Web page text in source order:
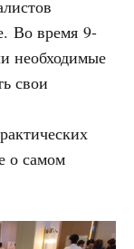
Во время 9-
необходимые
свои
о самом